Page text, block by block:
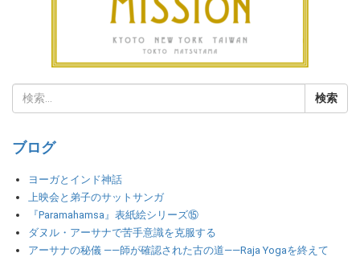
ブログ
ヨーガとインド神話
上映会と弟子のサットサンガ
『Paramahamsa』表紙絵シリーズ⑮
ダヌル・アーサナで苦手意識を克服する
アーサナの秘儀 ――師が確認された古の道――Raja Yogaを終えて